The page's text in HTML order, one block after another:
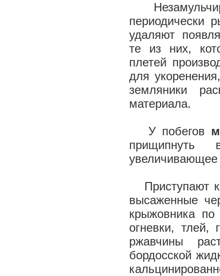
периодически
удаляют
те из них,
плетей
для
земляники
материала.
У побегов
прищипнуть
увеличивающее
Приступают
высаженные
крыжовника по
огневки, тлей,
ржавчины
бордосской